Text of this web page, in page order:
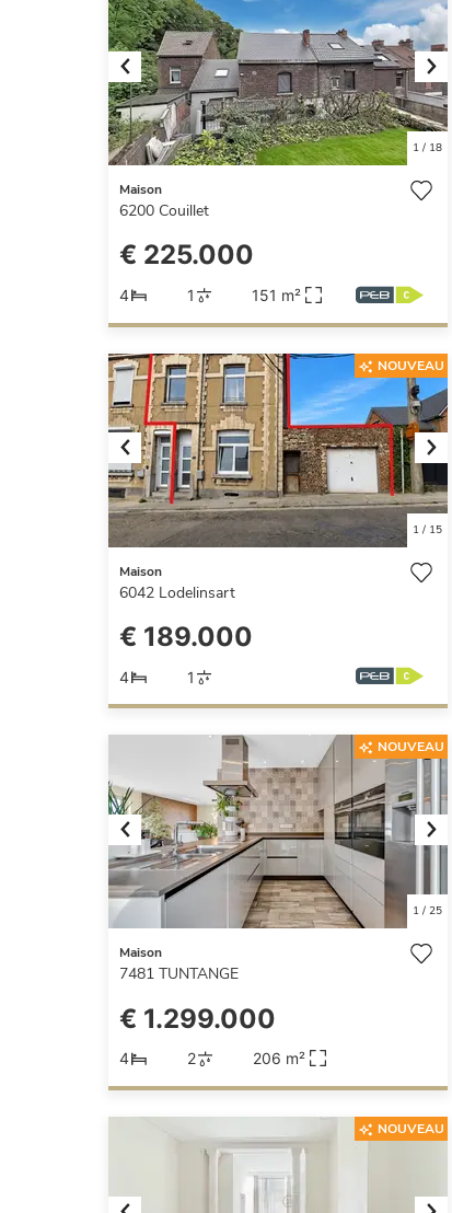
Previous Next
1/ 18
Maison
6200 Couillet
€ 225.000
4 1 151 m²
Previous Next
1/ 15
NOUVEAU
Maison
6042 Lodelinsart
€ 189.000
4 1
Previous Next
1/ 25
NOUVEAU
Maison
7481 TUNTANGE
€ 1.299.000
4 2 206 m²
NOUVEAU